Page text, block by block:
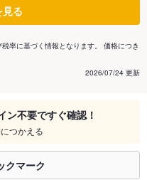
る
率に基づく情報となります。 価格につき
2026/07/24 更新
ン不要ですぐ確認！
つかえる
クマーク